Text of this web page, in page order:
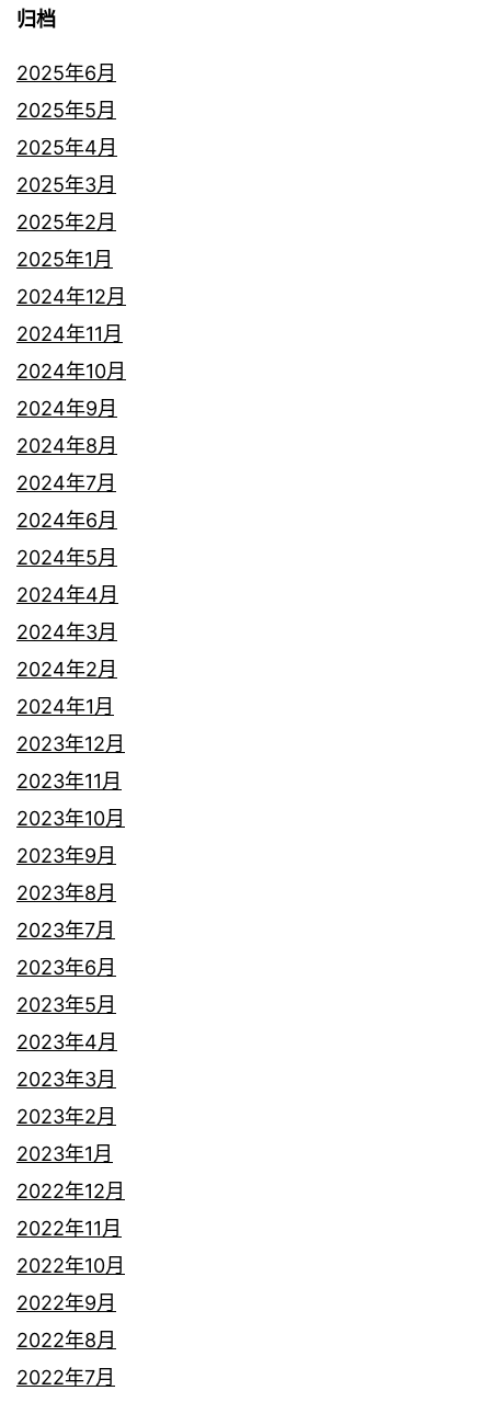
归档
2025年6月
2025年5月
2025年4月
2025年3月
2025年2月
2025年1月
2024年12月
2024年11月
2024年10月
2024年9月
2024年8月
2024年7月
2024年6月
2024年5月
2024年4月
2024年3月
2024年2月
2024年1月
2023年12月
2023年11月
2023年10月
2023年9月
2023年8月
2023年7月
2023年6月
2023年5月
2023年4月
2023年3月
2023年2月
2023年1月
2022年12月
2022年11月
2022年10月
2022年9月
2022年8月
2022年7月